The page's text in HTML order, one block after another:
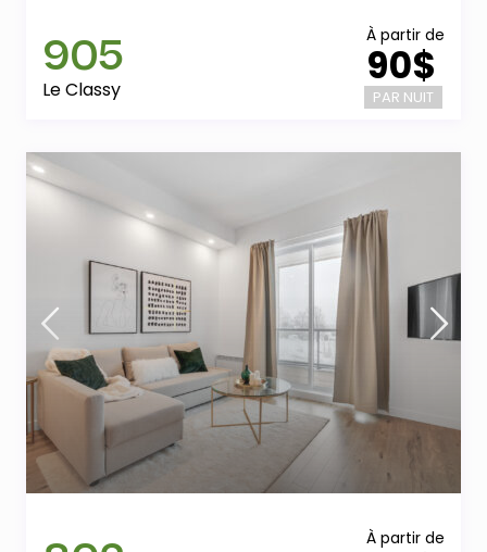
À partir de
90$
PAR NUIT
905
Le Classy
À partir de